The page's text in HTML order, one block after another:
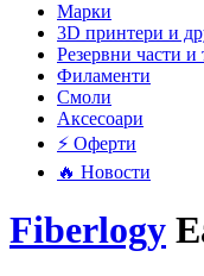
Mарки
3D принтери и
Резервни части и
Филаменти
Смоли
Аксесоари
⚡ Оферти
🔥 Новости
Fiberlogy